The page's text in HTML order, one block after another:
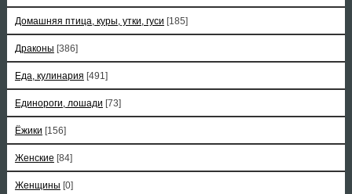
Домашняя птица, куры, утки, гуси [185]
Драконы [386]
Еда, кулинария [491]
Единороги, лошади [73]
Ёжики [156]
Женские [84]
Женщины [0]